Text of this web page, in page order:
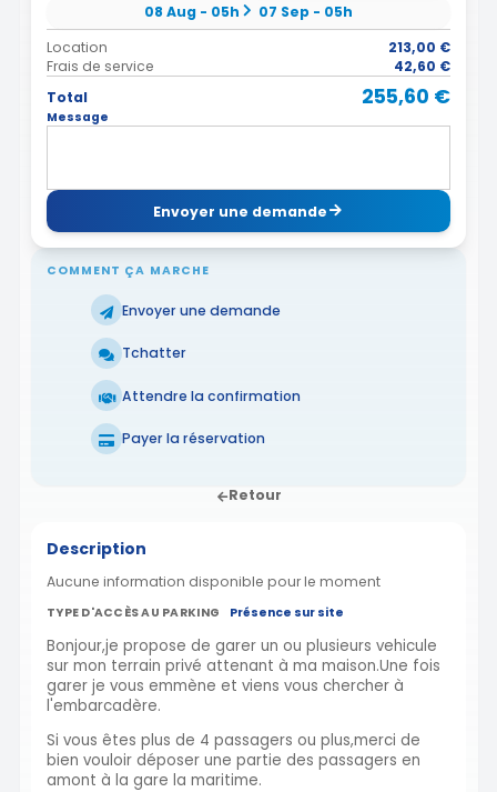
08 Aug - 05h
07 Sep - 05h
Location
213,00 €
Frais de service
42,60 €
Total
255,60 €
Message
Envoyer une demande
COMMENT ÇA MARCHE
Envoyer une demande
Tchatter
Attendre la confirmation
Payer la réservation
Retour
Description
Aucune information disponible pour le moment
TYPE D'ACCÈS AU PARKING Présence sur site
Bonjour,je propose de garer un ou plusieurs vehicule
sur mon terrain privé attenant à ma maison.Une fois
garer je vous emmène et viens vous chercher à
l'embarcadère.
Si vous êtes plus de 4 passagers ou plus,merci de
bien vouloir déposer une partie des passagers en
amont à la gare la maritime.